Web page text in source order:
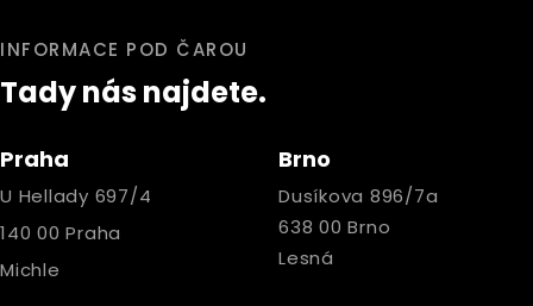
INFORMACE POD ČAROU
Tady nás najdete.
Praha
U Hellady 697/4
140 00 Praha
Michle
Brno
Dusíkova 896/7a
638 00 Brno
Lesná